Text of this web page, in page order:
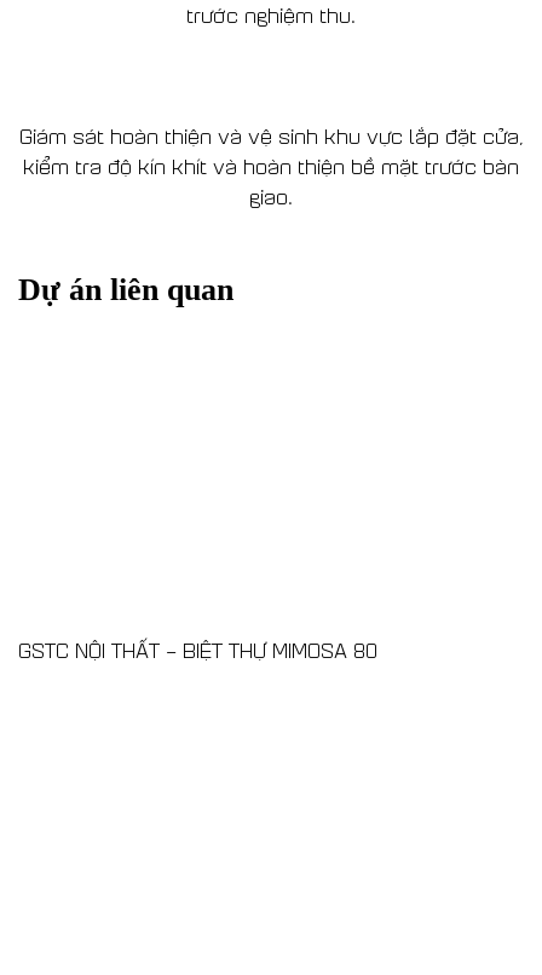
trước nghiệm thu.
Giám sát hoàn thiện và vệ sinh khu vực lắp đặt cửa,
kiểm tra độ kín khít và hoàn thiện bề mặt trước bàn
giao.
Dự án liên quan
GSTC NỘI THẤT – BIỆT THỰ MIMOSA 80